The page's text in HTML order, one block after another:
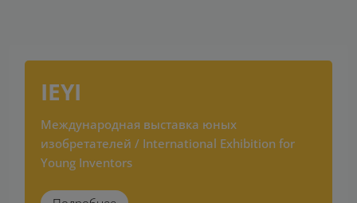
IEYI
Международная выставка юных
изобретателей / International Exhibition for
Young Inventors